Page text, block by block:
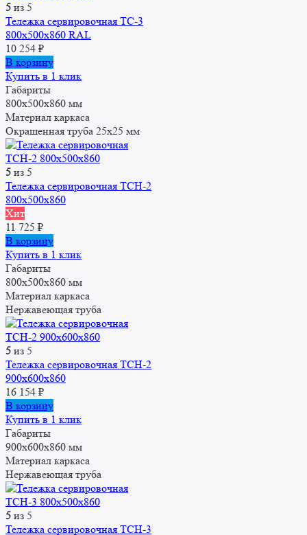
5 из 5
Тележка сервировочная ТС-3
800х500х860 RAL
10 254 ₽
В корзину
Купить в 1 клик
Габариты
800х500х860 мм
Материал каркаса
Окрашенная труба 25x25 мм
5 из 5
Тележка сервировочная ТСН-2
800х500х860
Хит
11 725 ₽
В корзину
Купить в 1 клик
Габариты
800х500х860 мм
Материал каркаса
Нержавеющая труба
5 из 5
Тележка сервировочная ТСН-2
900х600х860
16 154 ₽
В корзину
Купить в 1 клик
Габариты
900х600х860 мм
Материал каркаса
Нержавеющая труба
5 из 5
Тележка сервировочная ТСН-3